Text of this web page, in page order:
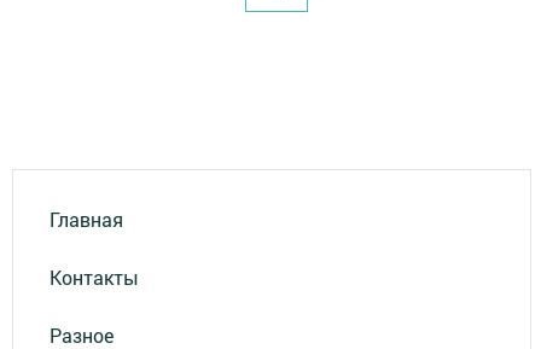
Главная
Контакты
Разное